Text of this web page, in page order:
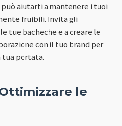
aiutarti a mantenere i tuoi
fruibili. Invita gli
tue bacheche e a creare le
con il tuo brand per
portata.
le